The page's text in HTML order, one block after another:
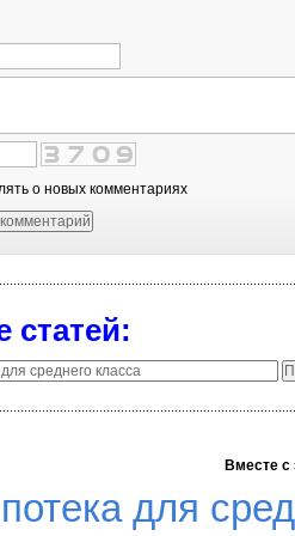
о новых комментариях
статей:
Вместе с
для